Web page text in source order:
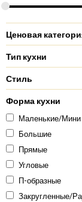
Ценовая
Тип кухни
Стиль
Форма кухни
Маленькие/Мини
Большие
Прямые
Угловые
П-образные
Закругленные/